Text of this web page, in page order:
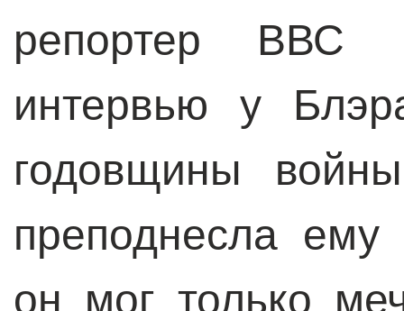
репортер ВВС
интервью у
годовщины
преподнесла ему
он мог только